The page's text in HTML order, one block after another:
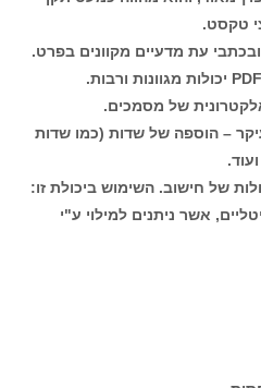
טקסט.
עת מדעיים מקוונים בפרט.
של מסמכים.
– הוספה של שדות (כמו שדות
של חישוב. השימוש ביכולת זו:
אשר ניתנים למילוי ע"י